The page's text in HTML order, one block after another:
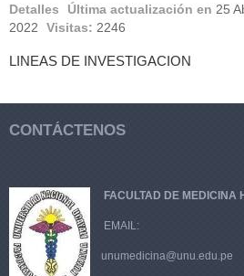
Detalles Última actualización en 25
2022
Visitas: 2246
LINEAS DE INVESTIGACION
CONTÁCTENOS
FACULTAD DE MEDICINA
EMAIL:
unumedicina@unu.edu.pe